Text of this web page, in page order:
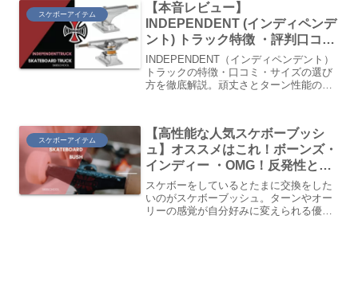
す。
スケボーアイテム
【本音レビュー】
INDEPENDENT (インディペンデ
ント) トラック特徴 ・評判口コミ|
シルバー POLISH
INDEPENDENT（インディペンデント）
トラックの特徴・口コミ・サイズの選び
方を徹底解説。頑丈さとターン性能の高
スケボーアイテム
【高性能な人気スケボーブッシ
ュ】オススメはこれ！ボーンズ・
インディー ・OMG！反発性とタ
ーンが向上する！ブッシュ コニ
カル シリンダー 違いまで
スケボーをしているとたまに交換をした
いのがスケボーブッシュ。ターンやオー
リーの感覚が自分好みに変えられる優れ